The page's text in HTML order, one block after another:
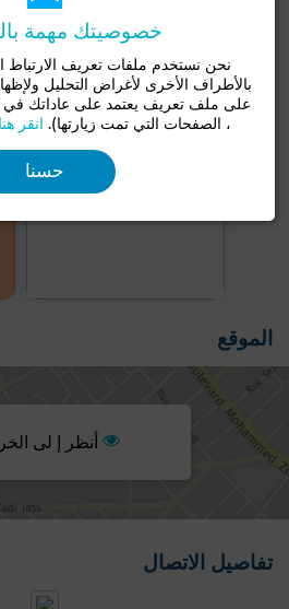
الموقع
أنظر إ لى
تفاصيل الاتصال
خصوصيتك مهمة
نحن نستخدم ملفات تعريف الارتباط
بالأطراف الأخرى لأغراض التحليل
على ملف تعريف يعتمد على عاداتك في
، الصفحات التي تمت زيارتها). انقر هنا
حسنا